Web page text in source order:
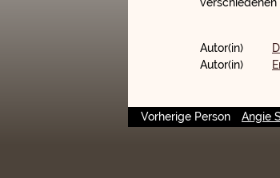
Autor(in)
Autor(in)
Vorherige Person Angie